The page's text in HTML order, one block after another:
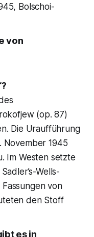
Bolschoi-
von
(op. 87)
Die Uraufführung
November 1945
Im Westen setzte
Wells-
von
den Stoff
es in